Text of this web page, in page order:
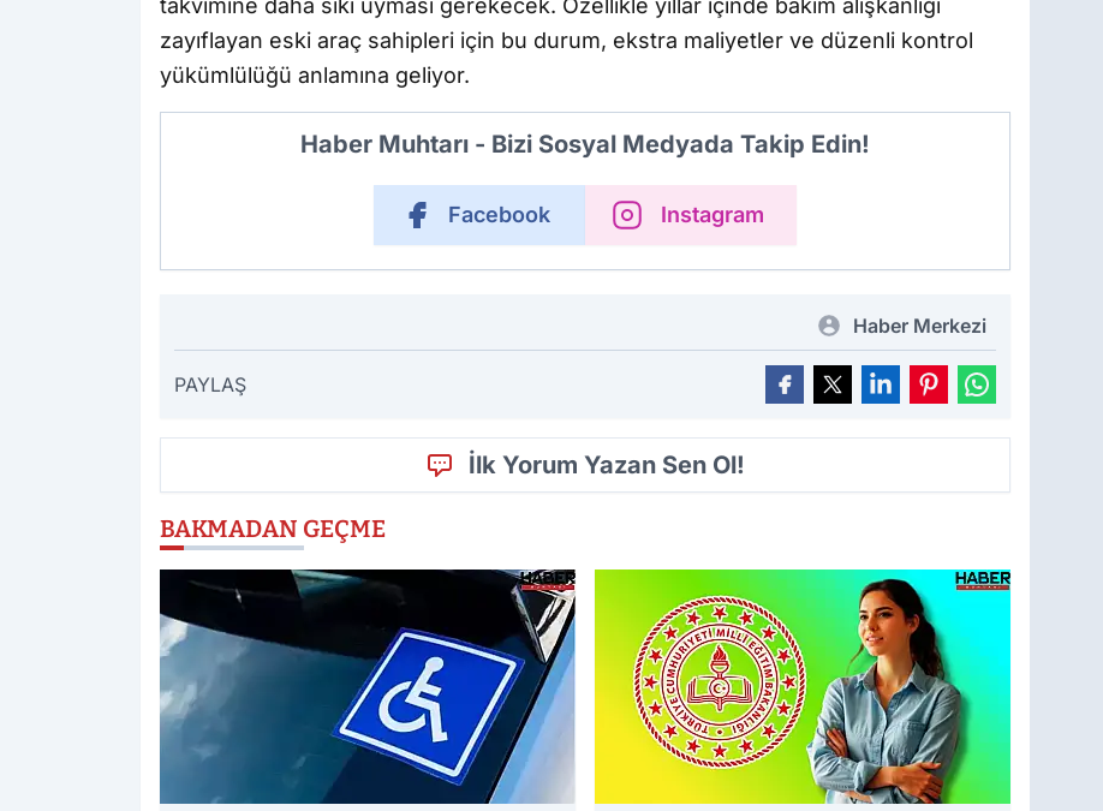
zayıflayan eski araç sahipleri için bu durum, ekstra maliyetler ve düzenli kontrol
yükümlülüğü anlamına geliyor.
Haber Muhtarı - Bizi Sosyal Medyada Takip Edin!
Facebook Instagram
Haber Merkezi
PAYLAŞ
İlk Yorum Yazan Sen Ol!
BAKMADAN GEÇME